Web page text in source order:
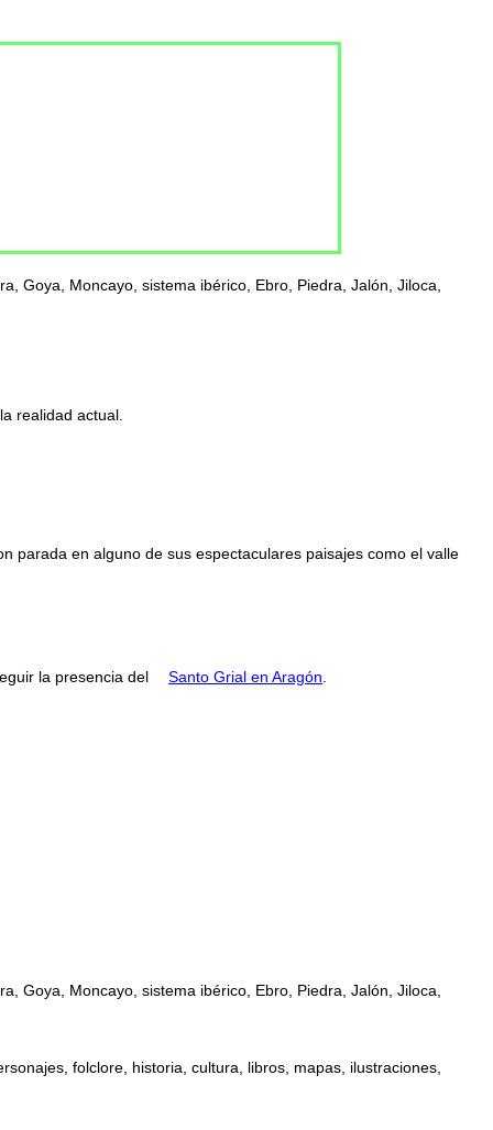
Goya, Moncayo, sistema ibérico, Ebro, Piedra, Jalón, Jiloca,
realidad actual.
parada en alguno de sus espectaculares paisajes como el valle
la presencia del Santo Grial en Aragón
Goya, Moncayo, sistema ibérico, Ebro, Piedra, Jalón, Jiloca,
folclore, historia, cultura, libros, mapas, ilustraciones,